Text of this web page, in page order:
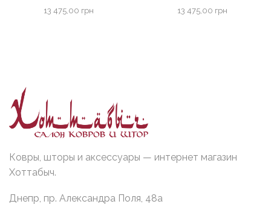
13 475,00 грн 13 475,00 грн
Ковры, шторы и аксессуары — интернет магазин
Хоттабыч.
Днепр, пр. Александра Поля, 48а